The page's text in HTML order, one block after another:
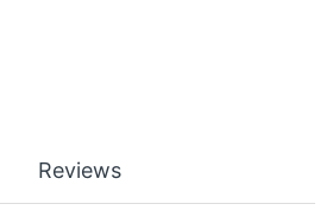
Reviews